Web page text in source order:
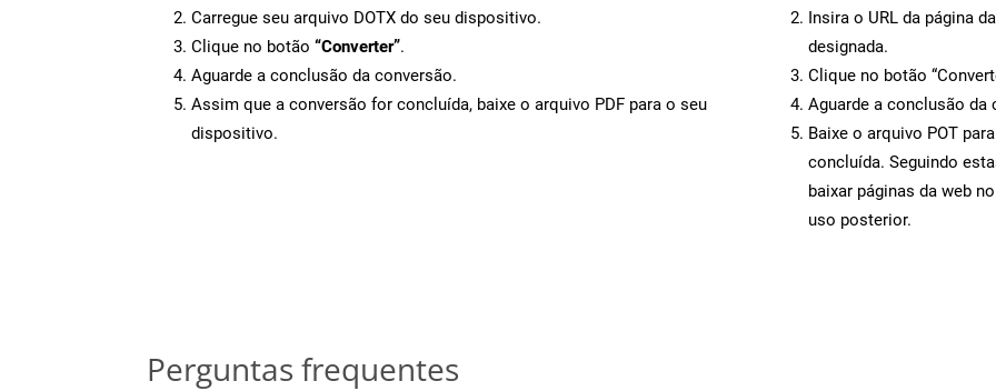
Carregue seu arquivo DOTX do seu dispositivo.
Clique no botão “Converter”.
Aguarde a conclusão da conversão.
Assim que a conversão for concluída, baixe o arquivo PDF para o seu
dispositivo.
Insira o URL da página
designada.
Clique no botão
Aguarde a conclusão da
Baixe o arquivo POT
concluída. Seguindo
baixar páginas da web
uso posterior.
Perguntas frequentes